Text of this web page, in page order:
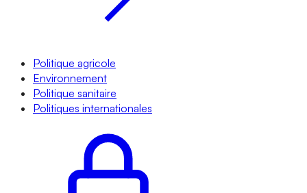
Politique agricole
Environnement
Politique sanitaire
Politiques internationales